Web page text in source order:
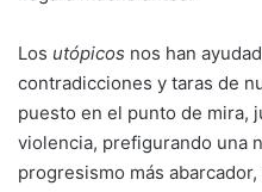
Los utópicos nos han
contradicciones y taras de
puesto en el punto de mira,
violencia, prefigurando una
progresismo más